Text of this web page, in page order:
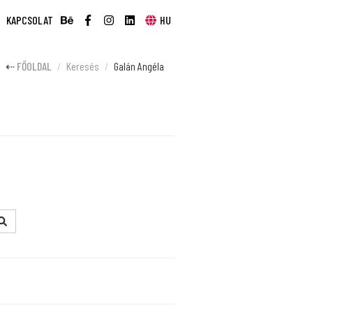
KAPCSOLAT HU
FŐOLDAL Keresés Galán Angéla